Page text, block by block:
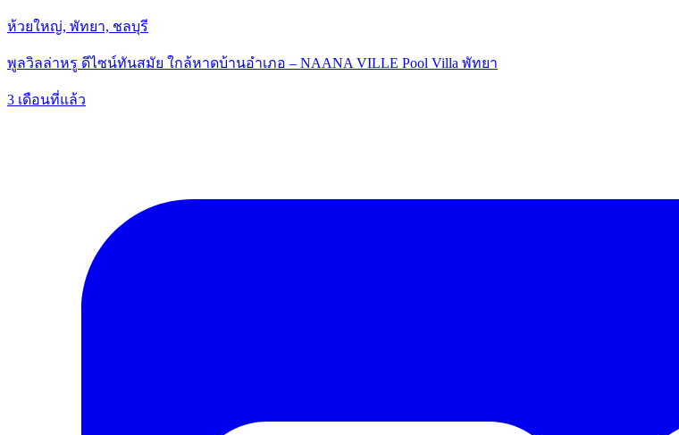
ห้วยใหญ่, พัทยา, ชลบุรี
พูลวิลล่าหรู ดีไซน์ทันสมัย ใกล้หาดบ้านอำเภอ – NAANA VILLE Pool Villa พัทยา
3 เดือนที่แล้ว